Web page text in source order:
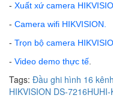
- Xuất xứ camera
- Camera wifi HIKVISION.
- Trọn bộ camera
- Video demo thực tế
Tags: Đầu ghi hình 16
HIKVISION DS-7216HUHI-